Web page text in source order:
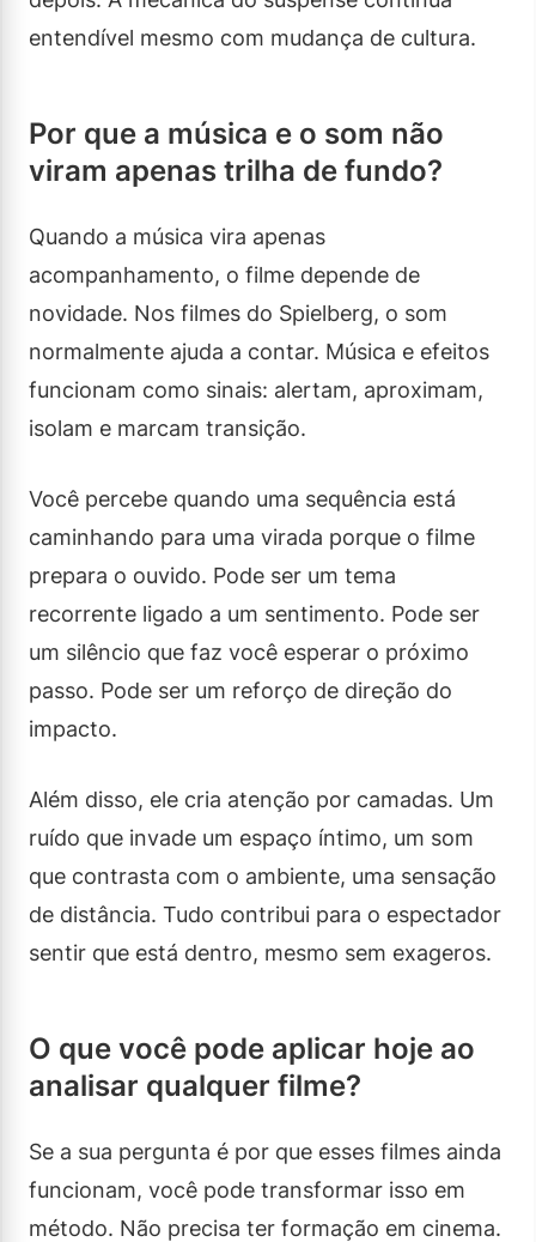
entendível mesmo com mudança de cultura.
Por que a música e o som não
viram apenas trilha de fundo?
Quando a música vira apenas
acompanhamento, o filme depende de
novidade. Nos filmes do Spielberg, o som
normalmente ajuda a contar. Música e efeitos
funcionam como sinais: alertam, aproximam,
isolam e marcam transição.
Você percebe quando uma sequência está
caminhando para uma virada porque o filme
prepara o ouvido. Pode ser um tema
recorrente ligado a um sentimento. Pode ser
um silêncio que faz você esperar o próximo
passo. Pode ser um reforço de direção do
impacto.
Além disso, ele cria atenção por camadas. Um
ruído que invade um espaço íntimo, um som
que contrasta com o ambiente, uma sensação
de distância. Tudo contribui para o espectador
sentir que está dentro, mesmo sem exageros.
O que você pode aplicar hoje ao
analisar qualquer filme?
Se a sua pergunta é por que esses filmes ainda
funcionam, você pode transformar isso em
método. Não precisa ter formação em cinema.